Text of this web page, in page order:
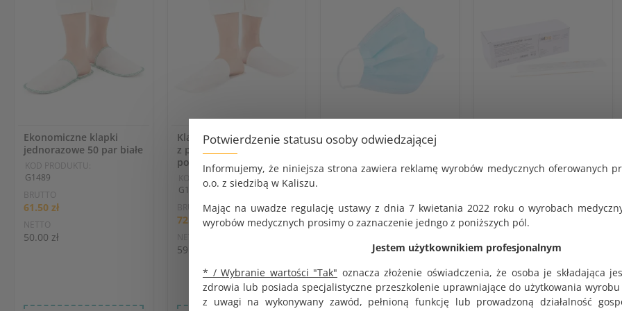
Potwierdzenie statusu osoby odwiedzającej
Informujemy, że niniejsza strona zawiera reklamę wyrobów medycznych oferowanych
o.o. z siedzibą w Kaliszu.
Mając na uwadze regulację ustawy z dnia 7 kwietania 2022 roku o wyrobach
wyrobów medycznych prosimy o zaznaczenie jedngo z poniższych pól.
Jestem użytkownikiem profesjonalnym
* / Wybranie wartości "Tak" oznacza złożenie oświadczenia, że osoba je składająca
zdrowia lub posiada specjalistyczne przeszkolenie uprawniające do użytkowania
z uwagi na wykonywany zawód, pełnioną funkcję lub prowadzoną działalność
Ekonomiczne klapki
jednorazowe 50 par białe
KOD PRODUKTU:
G1489
BRUTTO
61.50 zł
NETTO
50.00 zł
Klapki jednorazowe białe
z podgumowaną
podeszwą 50 par
KOD PRODUKTU:
G1540
BRUTTO
72.87 zł
59.24 zł
Maseczka chirurgiczna na
gumce 3-warstwy z
usztywnieniem na nos op.
50 szt.
G1431
BRUTTO
10.26 zł
5mm sterylne op. 100 szt.
KOD PRODUKTU:
BRUTTO
27.00 zł
25.00 zł